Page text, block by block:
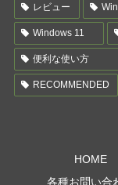
レビュー
Windows 11
便利な使い方
RECOMMENDED
HOME
各種お問い合